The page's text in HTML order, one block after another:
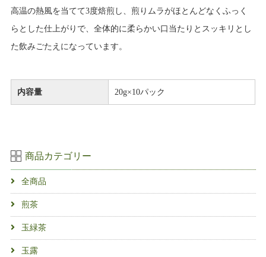
高温の熱風を当てて3度焙煎し、煎りムラがほとんどなくふっく
らとした仕上がりで、全体的に柔らかい口当たりとスッキリとし
た飲みごたえになっています。
内容量 20g×10パック
商品カテゴリー
全商品
煎茶
玉緑茶
玉露